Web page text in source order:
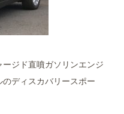
ジド直噴ガソリンエンジ
ディスカバリースポー